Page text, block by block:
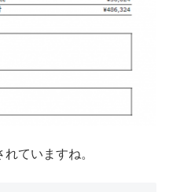
ていますね。